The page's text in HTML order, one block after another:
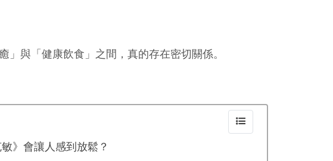
」與「健康飲食」之間，真的存在密切關係。
》會讓人感到放鬆？